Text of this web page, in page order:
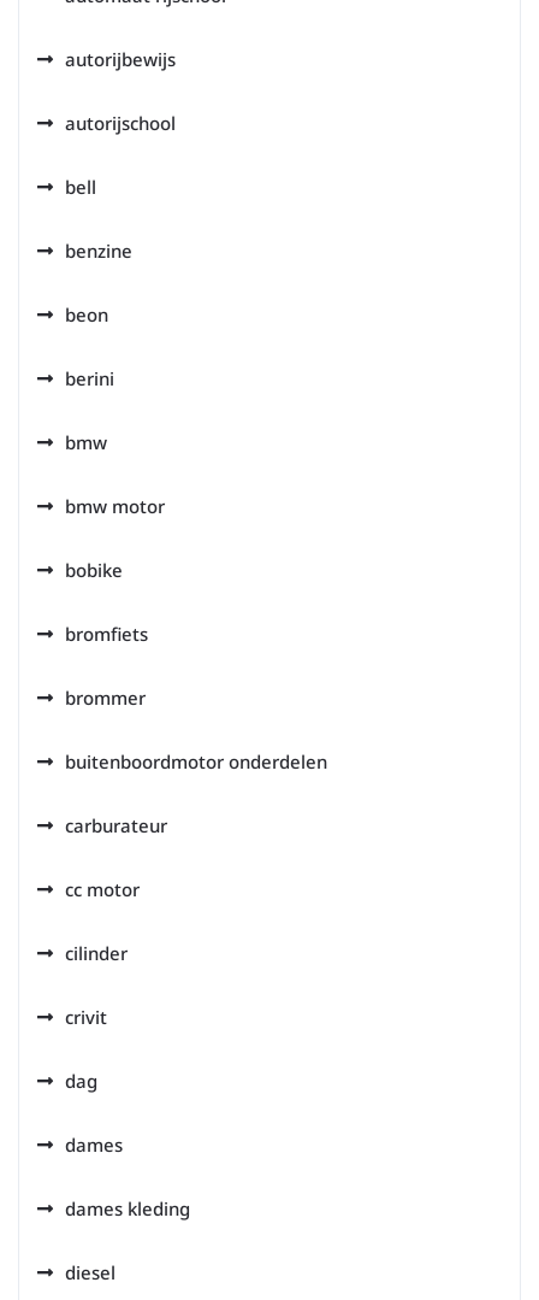
autorijbewijs
autorijschool
bell
benzine
beon
berini
bmw
bmw motor
bobike
bromfiets
brommer
buitenboordmotor onderdelen
carburateur
cc motor
cilinder
crivit
dag
dames
dames kleding
diesel